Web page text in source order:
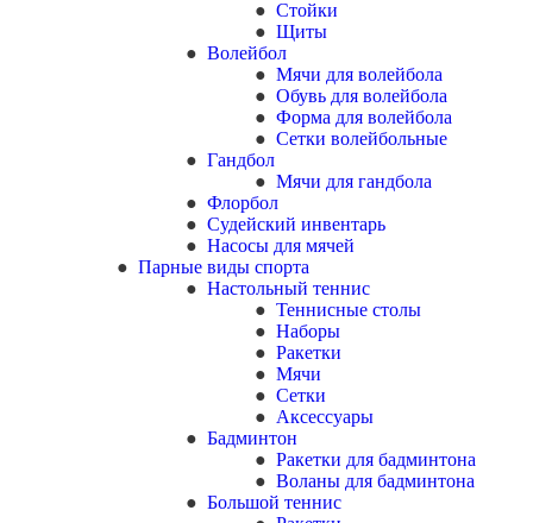
Стойки
Щиты
Волейбол
Мячи для волейбола
Обувь для волейбола
Форма для волейбола
Сетки волейбольные
Гандбол
Мячи для гандбола
Флорбол
Судейский инвентарь
Насосы для мячей
Парные виды спорта
Настольный теннис
Теннисные столы
Наборы
Ракетки
Мячи
Сетки
Аксессуары
Бадминтон
Ракетки для бадминтона
Воланы для бадминтона
Большой теннис